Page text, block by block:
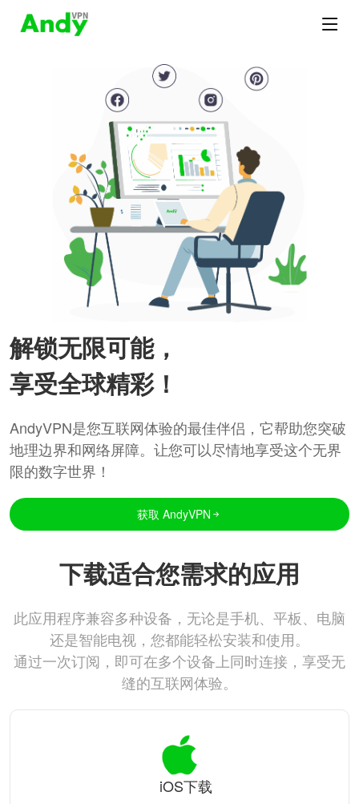
解锁无限可能，
享受全球精彩！
AndyVPN是您互联网体验的最佳伴侣，它帮助您突破
地理边界和网络屏障。让您可以尽情地享受这个无界
限的数字世界！
获取 AndyVPN
下载适合您需求的应用
此应用程序兼容多种设备，无论是手机、平板、电脑
还是智能电视，您都能轻松安装和使用。
通过一次订阅，即可在多个设备上同时连接，享受无
缝的互联网体验。
iOS下载